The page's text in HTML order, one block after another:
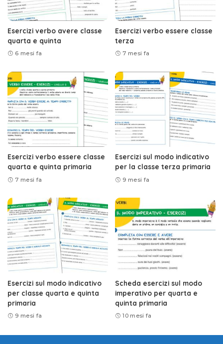
Esercizi verbo avere classe
quarta e quinta
6 mesi fa
Esercizi verbo essere classe
terza
7 mesi fa
Esercizi verbo essere classe
quarta e quinta primaria
7 mesi fa
Esercizi sul modo indicativo
per la classe terza primaria
9 mesi fa
Esercizi sul modo indicativo
per classe quarta e quinta
primaria
9 mesi fa
Scheda esercizi sul modo
imperativo per quarta e
quinta primaria
10 mesi fa